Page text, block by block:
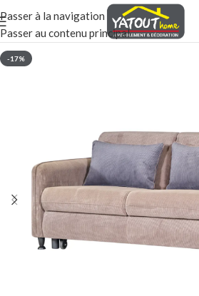
Passer à la navigation
Passer au contenu principal
-17%